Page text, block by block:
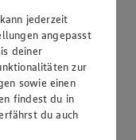
jederzeit
angepasst
deiner
zur
sowie einen
findest du in
du auch